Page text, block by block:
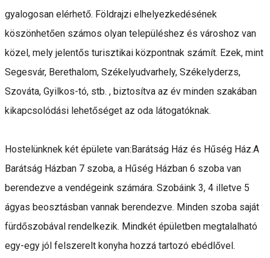
gyalogosan elérhető. Földrajzi elhelyezkedésének
köszönhetően számos olyan településhez és városhoz van
közel, mely jelentős turisztikai központnak számít. Ezek, mint
Segesvár, Berethalom, Székelyudvarhely, Székelyderzs,
Szováta, Gyilkos-tó, stb. , biztosítva az év minden szakában
kikapcsolódási lehetőséget az oda látogatóknak.
Hostelünknek két épülete van:Barátság Ház és Hűség Ház.A
Barátság Házban 7 szoba, a Hűség Házban 6 szoba van
berendezve a vendégeink számára. Szobáink 3, 4 illetve 5
ágyas beosztásban vannak berendezve. Minden szoba saját
fürdőszobával rendelkezik. Mindkét épületben megtalalható
egy-egy jól felszerelt konyha hozzá tartozó ebédlővel.